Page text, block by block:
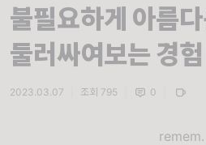
불필요하게 아름다
둘러싸여보는 경험
2023.03.07 조회 795 0
remem.